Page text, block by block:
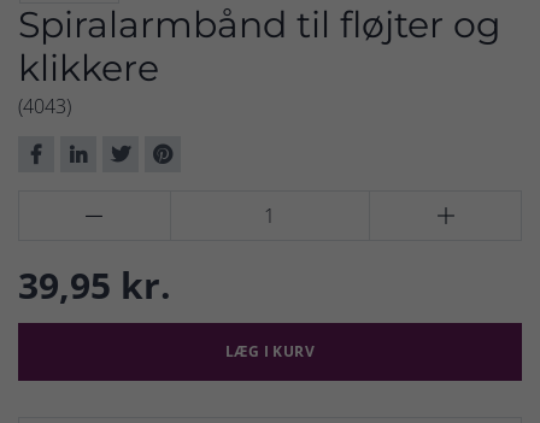
Spiralarmbånd til fløjter og
klikkere
(4043)
 
39,95 kr.
LÆG I KURV